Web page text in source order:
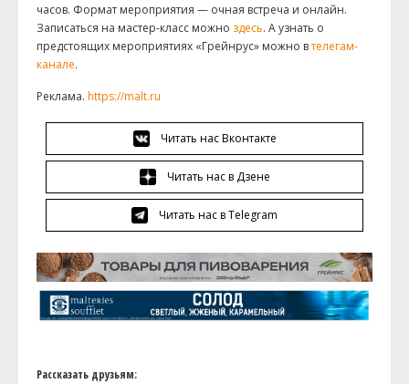
часов. Формат мероприятия — очная встреча и онлайн.
Записаться на мастер-класс можно здесь. А узнать о
предстоящих мероприятиях «Грейнрус» можно втелегам-
канале.
Реклама. https://malt.ru
Читать нас Вконтакте
Читать нас в Дзене
Читать нас в Telegram
Рассказать друзьям: